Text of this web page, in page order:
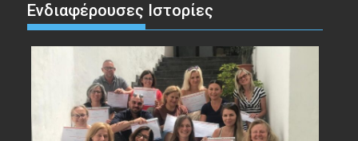
Ενδιαφέρουσες Ιστορίες